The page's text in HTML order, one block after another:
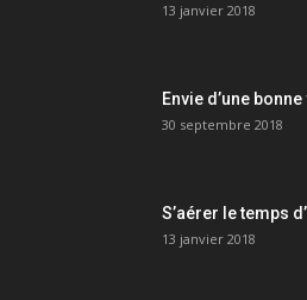
13 janvier 2018
Envie d’une
30 septembre 2018
S’aérer le temps
13 janvier 2018